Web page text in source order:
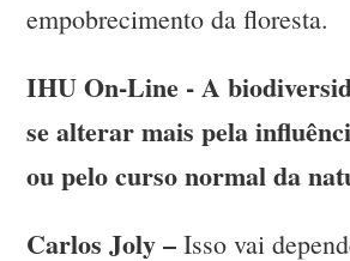
empobrecimento da floresta.
IHU On-Line - A
se alterar mais pela
ou pelo curso normal da
Carlos Joly – Isso vai